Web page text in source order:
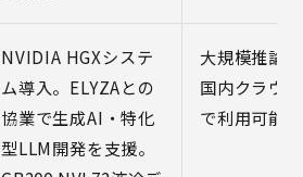
NVIDIA HGXシステ
ム導入。ELYZAとの
協業で生成AI・特化
型LLM開発を支援。
大規模推論
国内クラウ
で利用可能に